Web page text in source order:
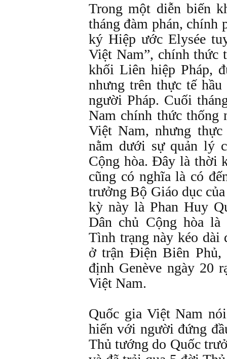
Trong một diễn biến
tháng đàm phán, chính
ký Hiệp ước Elysée
Việt Nam”, chính thức
khối Liên hiệp Pháp,
nhưng trên thực tế
người Pháp. Cuối
Nam chính thức thống
Việt Nam, nhưng
nằm dưới sự quản lý
Cộng hòa. Đây là thời
cũng có nghĩa là có
trưởng Bộ Giáo dục
kỳ này là Phan Huy
Dân chủ Cộng hòa là
Tình trạng này kéo dài
ở trận Điện Biên Phủ,
định Genève ngày 20
Việt Nam.
Quốc gia Việt Nam
hiến với người đứng
Thủ tướng do Quốc